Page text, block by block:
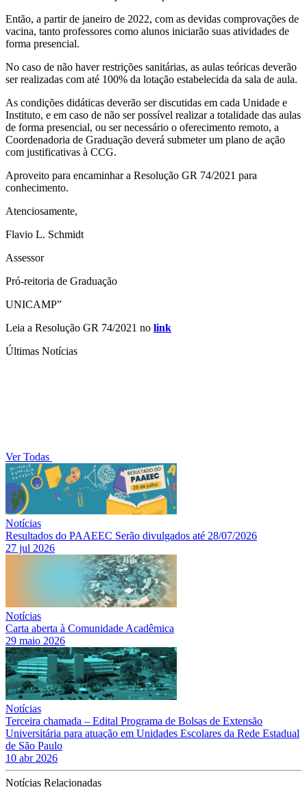
Então, a partir de janeiro de 2022, com as devidas comprovações de
vacina, tanto professores como alunos iniciarão suas atividades de
forma presencial.
No caso de não haver restrições sanitárias, as aulas teóricas deverão
ser realizadas com até 100% da lotação estabelecida da sala de aula.
As condições didáticas deverão ser discutidas em cada Unidade e
Instituto, e em caso de não ser possível realizar a totalidade das aulas
de forma presencial, ou ser necessário o oferecimento remoto, a
Coordenadoria de Graduação deverá submeter um plano de ação
com justificativas à CCG.
Aproveito para encaminhar a Resolução GR 74/2021 para
conhecimento.
Atenciosamente,
Flavio L. Schmidt
Assessor
Pró-reitoria de Graduação
UNICAMP”
Leia a Resolução GR 74/2021 no link
Últimas Notícias
Ver Todas
Notícias
Resultados do PAAEEC Serão divulgados até 28/07/2026
27 jul 2026
Notícias
Carta aberta à Comunidade Acadêmica
29 maio 2026
Notícias
Terceira chamada – Edital Programa de Bolsas de Extensão
Universitária para atuação em Unidades Escolares da Rede Estadual
de São Paulo
10 abr 2026
Notícias Relacionadas